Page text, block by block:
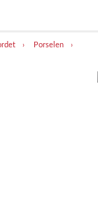
Porselen